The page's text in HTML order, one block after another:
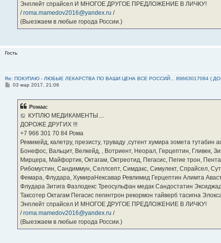
Энплейт спрайсел И МНОГОЕ ДРУГОЕ ПРЕДЛОЖЕНИЕ В ЛИЧКУ!
/roma.mamedov2016@yandex.ru /
(Выезжаем в любые города России.)
Гость
Re: ПОКУПАЮ - ЛЮБЫЕ ЛЕКАРСТВА ПО ВАШИ ЦЕНА ВСЕ РОССИЙ... 89663017084 (
С03 мар 2017, 21:06
Ромаа:
КУПЛЮ МЕДИКАМЕНТЫ....
ДОРОЖЕ ДРУГИХ !!!
‪+7 966 301 70 84‬ Рома
Ремикейд, калетру, презисту, труваду ,сутент хумира зомета
Бонефос, Вальцит, Велкейд, , Вотриент, Неорал, Герцептин, Гливек,
Мирцера, Майфортик, Октагам, Октреотид, Пегасис, Пегие трон,
Рибомустин, Сандиммун, Селлсепт, Симдакс, Симулект, Спрайсел,
Фемара, Флудара, ХумираНексавар Ревлимид Герцептин Алимта
Флудара Зитига Фазлодекс Треосульфан медак Сандостатин
Таксотер Октагам Пегасис пегинтрон рекормон тайверб тасигна
Энплейт спрайсел И МНОГОЕ ДРУГОЕ ПРЕДЛОЖЕНИЕ В ЛИЧКУ!
/roma.mamedov2016@yandex.ru /
(Выезжаем в любые города России.)